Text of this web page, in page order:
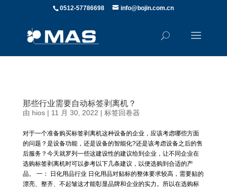
0512-57786698 info@bojin.com.cn
那些行业需要自动标签剥离机？
由 hios| 11 月 30, 2022 | 标签回卷器
对于一个准备购买标签剥离机这种设备的企业，应该考虑哪些方面
的问题？是设备功能，还是设备的智能化?还是该考虑设备之后的售
后服务？今天就罗列一些这建设性的建议给到企业，让不同企业在
选购标签剥离机时可以参考以下几条建议，以便选购到合适的产
品。 一： 日化用品行业 日化用品对贴标的整体要求较高，需要贴的
漂亮、整齐、不起皱这才能彰显品牌和企业的实力。所以在选购标